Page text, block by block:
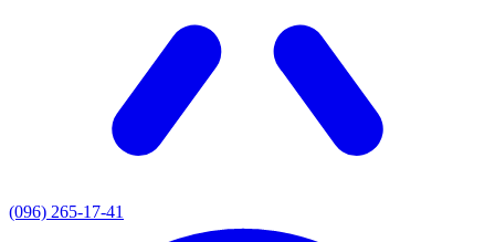
(096) 265-17-41